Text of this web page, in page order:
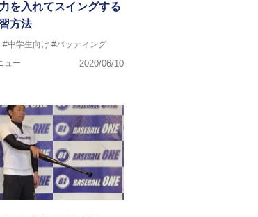
を入れてスイングする
方法
#中学生向け #バッティング
ュー
2020/06/10